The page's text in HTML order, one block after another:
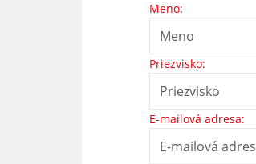
Meno:
Priezvisko:
E-mailová adresa: